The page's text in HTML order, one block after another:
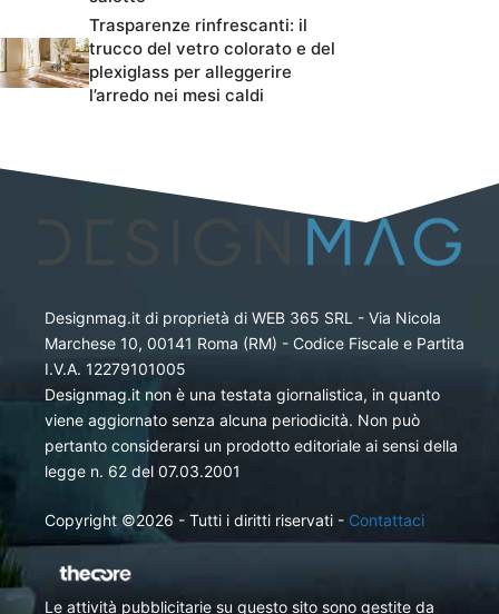
Trasparenze rinfrescanti: il
trucco del vetro colorato e del
plexiglass per alleggerire
l’arredo nei mesi caldi
Designmag.it di proprietà di WEB 365 SRL - Via Nicola
Marchese 10, 00141 Roma (RM) - Codice Fiscale e Partita
I.V.A. 12279101005
Designmag.it non è una testata giornalistica, in quanto
viene aggiornato senza alcuna periodicità. Non può
pertanto considerarsi un prodotto editoriale ai sensi della
legge n. 62 del 07.03.2001
Copyright ©2026 - Tutti i diritti riservati - Contattaci
Le attività pubblicitarie su questo sito sono gestite da